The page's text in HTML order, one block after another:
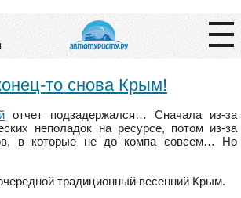
то снова Крым!
отчет подзадержался… Сначала из-за
неполадок на ресурсе, потом из-за
в которые не до компа совсем… Но
традиционный весенний Крым.